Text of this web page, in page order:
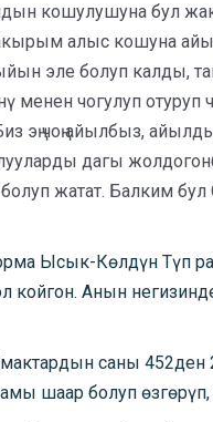
кошулушуна бул
алыс кошуна
эле болуп калды,
чогулуп отуруп
эң чоң айылбыз,
дагы
жатат. Балким
Ысык-Көлдүн Түп
Анын
саны 452ден
шаар болуп өзгөрүп,